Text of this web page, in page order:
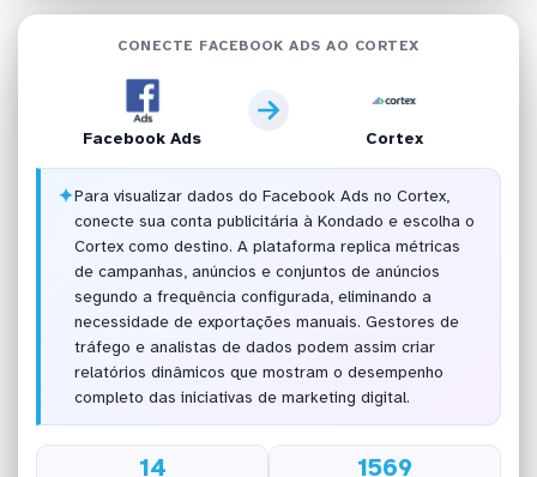
CONECTE FACEBOOK ADS AO CORTEX
Facebook Ads Cortex
✦Para visualizar dados do Facebook Ads no Cortex,
conecte sua conta publicitária à Kondado e escolha o
Cortex como destino. A plataforma replica métricas
de campanhas, anúncios e conjuntos de anúncios
segundo a frequência configurada, eliminando a
necessidade de exportações manuais. Gestores de
tráfego e analistas de dados podem assim criar
relatórios dinâmicos que mostram o desempenho
completo das iniciativas de marketing digital.
14 1569